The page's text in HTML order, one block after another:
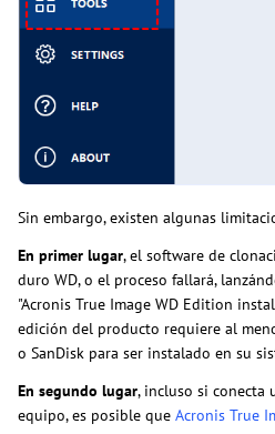
Sin embargo, existen algunas
En primer lugar, el software de
duro WD, o el proceso fallará,
"Acronis True Image WD Edition
edición del producto requiere al
o SanDisk para ser instalado en su
En segundo lugar, incluso si conecta
equipo, es posible que Acronis True